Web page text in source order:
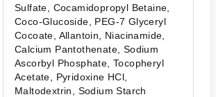
Sulfate, Cocamidopropyl Betaine,
Coco-Glucoside, PEG-7 Glyceryl
Cocoate, Allantoin, Niacinamide,
Calcium Pantothenate, Sodium
Ascorbyl Phosphate, Tocopheryl
Acetate, Pyridoxine HCl,
Maltodextrin, Sodium Starch